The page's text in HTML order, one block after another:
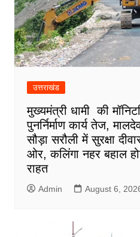
उत्तराखंड
मुख्यमंत्री धामी की
पुनर्निर्माण कार्य तेज,
सौड़ा सरौली में सुरक्षा
ओर, कलिंगा नहर बहाल
राहत
Admin August 6,